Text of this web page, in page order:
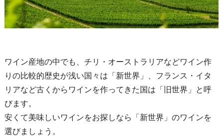
ワイン産地の中でも、チリ・オーストラリアなどワイン作
りの比較的歴史が浅い国々は「新世界」、フランス・イタ
リアなど古くからワインを作ってきた国は「旧世界」と呼
びます。
安くて美味しいワインをお探しなら「新世界」のワインを
選びましょう。